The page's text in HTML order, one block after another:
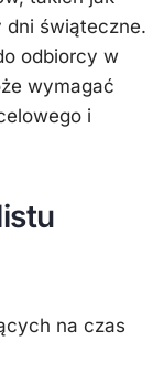
dni świąteczne.
odbiorcy w
wymagać
i
na czas